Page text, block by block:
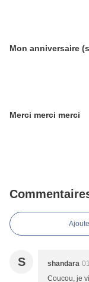
Mon anniversaire
Merci merci merci
S shandara
Coucou, je